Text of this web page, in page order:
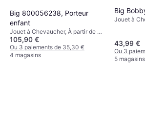
Big 800056238, Porteur
enfant
Jouet à Chevaucher, À partir de 1
ans
105,90 €
Ou 3 paiements de 35,30 €
4 magasins
Big
Jouet à
43,99 €
Ou 3
5 magasins